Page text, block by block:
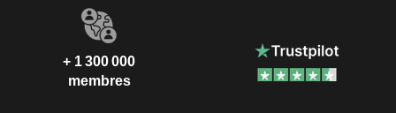
+ 1 300 000
membres